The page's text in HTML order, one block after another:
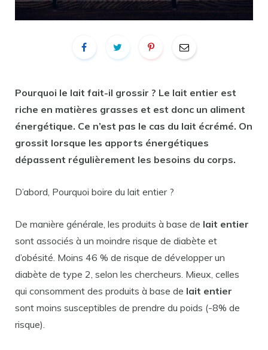
Pourquoi le lait fait-il grossir ? Le lait entier est
riche en matières grasses et est donc un aliment
énergétique. Ce n’est pas le cas du lait écrémé. On
grossit lorsque les apports énergétiques
dépassent régulièrement les besoins du corps.
D’abord, Pourquoi boire du lait entier ?
De manière générale, les produits à base de lait entier
sont associés à un moindre risque de diabète et
d’obésité. Moins 46 % de risque de développer un
diabète de type 2, selon les chercheurs. Mieux, celles
qui consomment des produits à base de lait entier
sont moins susceptibles de prendre du poids (-8% de
risque).